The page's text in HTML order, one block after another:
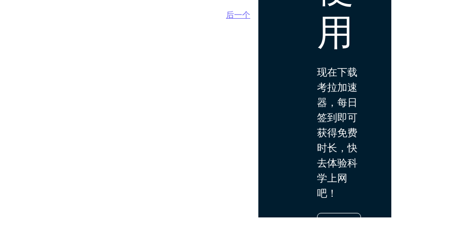
后一个
用
现在下载
考拉加速
器，每日
签到即可
获得免费
时长，快
去体验科
学上网
吧！